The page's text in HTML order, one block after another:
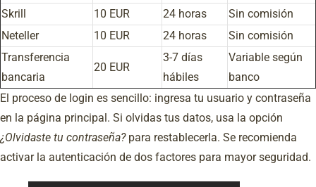
Skrill 10 EUR 24 horas
Sin comisión
Neteller
10 EUR 24 horas
Sin comisión
Transferencia
bancaria
20 EUR
3-7 días
hábiles
Variable según
banco
El proceso de login es sencillo: ingresa tu usuario y contraseña
en la página principal. Si olvidas tus datos, usa la opción
¿Olvidaste tu contraseña?para restablecerla. Se recomienda
activar la autenticación de dos factores para mayor seguridad.